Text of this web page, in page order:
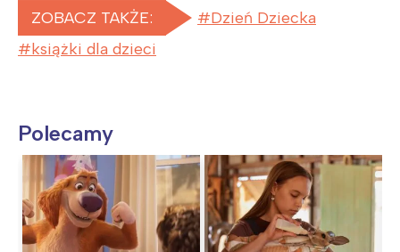
ZOBACZ TAKŻE:
Dzień Dziecka
książki dla dzieci
Polecamy